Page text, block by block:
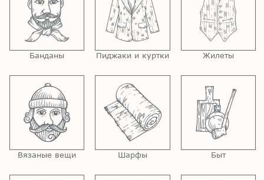
Банданы Пиджаки и куртки Жилеты
Вязаные вещи Шарфы Быт